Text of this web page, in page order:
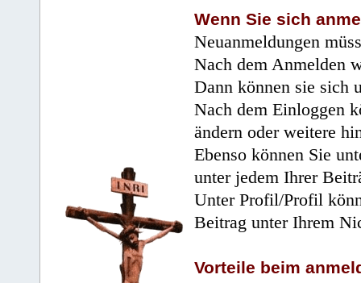
Wenn Sie sich
Neuanmeldungen
Nach dem Anmelden
Dann können sie sich
Nach dem Einloggen
ändern oder weitere
Ebenso können Sie
unter jedem Ihrer
Unter Profil/Profil
Beitrag unter Ihrem
Vorteile beim